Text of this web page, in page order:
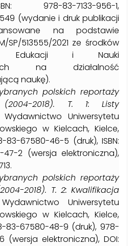
978-83-7133-956-1,
(wydanie i druk publikacji
na podstawie
SP/513555/2021 ze środków
Edukacji i Nauki
na działalność
naukę).
polskich reportaży
(2004-2018). T. 1: Listy
Wydawnictwo Uniwersytetu
w Kielcach, Kielce,
83-67580-46-5 (druk), ISBN:
47-2 (wersja elektroniczna),
polskich reportaży
2018). T. 2: Kwalifikacja
Wydawnictwo Uniwersytetu
w Kielcach, Kielce,
83-67580-48-9 (druk), 978-
(wersja elektroniczna), DOI: